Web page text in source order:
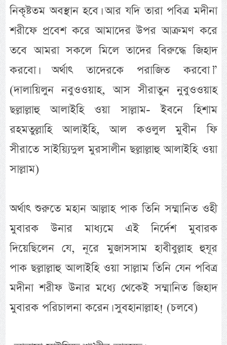
নিকৃষ্টতম অবস্থান হবে। আর যদি তারা পবিত্র মদীনা
শরীফে প্রবেশ করে আমাদের উপর আক্রমণ করে
তবে আমরা সকলে মিলে তাদের বিরুদ্ধে জিহাদ
করবো। অর্থাৎ তাদেরকে পরাজিত করবো।”
(দালায়িলুন নবুওওয়াহ, আস সীরাতুন নুবুওওয়াহ
ছল্লাল্লাহু আলাইহি ওয়া সাল্লাম- ইবনে হিশাম
রহমতুল্লাহি আলাইহি, আল কওলুল মুবীন ফি
সীরাতে সাইয়্যিদুল মুরসালীন ছল্লাল্লাহু আলাইহি ওয়া
সাল্লাম)
অর্থাৎ শুরুতে মহান আল্লাহ পাক তিনি সম্মানিত ওহী
মুবারক উনার মাধ্যমে এই নির্দেশ মুবারক
দিয়েছিলেন যে, নূরে মুজাসসাম হাবীবুল্লাহ হুযূর
পাক ছল্লাল্লাহু আলাইহি ওয়া সাল্লাম তিনি যেন পবিত্র
মদীনা শরীফ উনার মধ্যে থেকেই সম্মানিত জিহাদ
মুবারক পরিচালনা করেন। সুবহানাল্লাহ! (চলবে)